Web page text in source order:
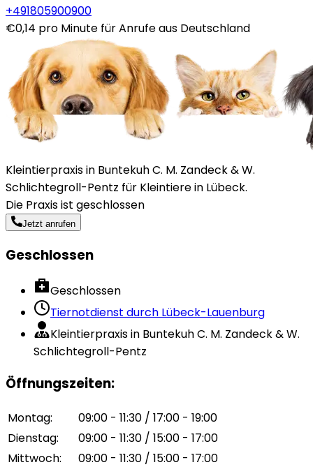
+491805900900
€0,14 pro Minute für Anrufe aus Deutschland
Kleintierpraxis in Buntekuh C. M. Zandeck & W.
Schlichtegroll-Pentz für Kleintiere in Lübeck.
Die Praxis ist geschlossen
Jetzt anrufen
Geschlossen
Geschlossen
Tiernotdienst durch Lübeck-Lauenburg
Kleintierpraxis in Buntekuh C. M. Zandeck & W.
Schlichtegroll-Pentz
Öffnungszeiten:
Montag:
09:00 - 11:30 / 17:00 - 19:00
Dienstag:
09:00 - 11:30 / 15:00 - 17:00
Mittwoch:
09:00 - 11:30 / 15:00 - 17:00